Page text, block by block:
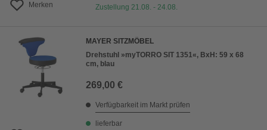
Merken
Zustellung 21.08. - 24.08.
MAYER SITZMÖBEL
Drehstuhl »myTORRO SIT 1351«, BxH: 59 x 68
cm, blau
269,00 €
Verfügbarkeit im Markt prüfen
lieferbar